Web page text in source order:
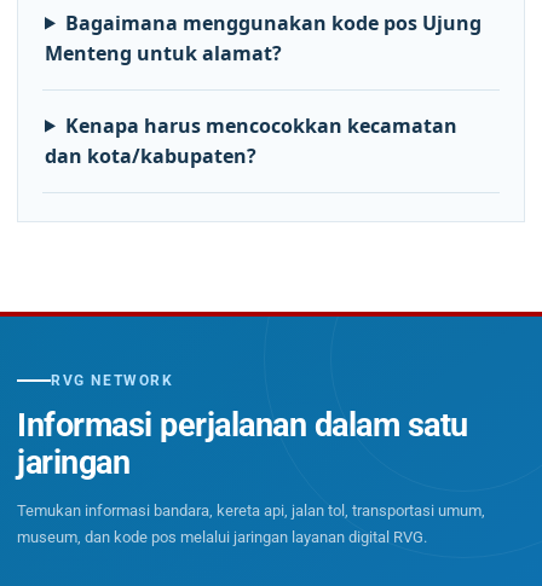
Bagaimana menggunakan kode pos Ujung
Menteng untuk alamat?
Kenapa harus mencocokkan kecamatan
dan kota/kabupaten?
RVG NETWORK
Informasi perjalanan dalam satu
jaringan
Temukan informasi bandara, kereta api, jalan tol, transportasi umum,
museum, dan kode pos melalui jaringan layanan digital RVG.